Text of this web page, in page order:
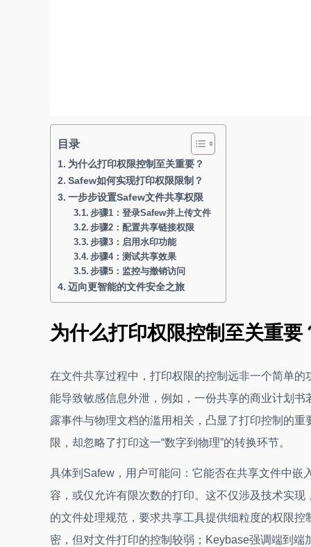
目录
为什么打印权限控制至关重要？
Safew如何实现打印权限限制？
一步步设置Safew文件共享权限
步骤1：登录Safew并上传文件
步骤2：配置共享链接权限
步骤3：启用水印功能
步骤4：测试共享效果
步骤5：监控与撤销访问
迈向更智能的文件安全之旅
为什么打印权限控制至关重要
在文件共享过程中，打印权限的控制远非一个简单
能导致敏感信息外泄，例如，一份共享的商业计划
露事件与物理文档的滥用相关，凸显了打印控制的
限，却忽略了打印这一“数字到物理”的转换环节。
具体到Safew，用户可能问：它能否在共享文件中
容，或仅允许有限次数的打印。这不仅涉及技术实
的文件处理规范，要求共享工具提供细粒度的权限
密，但对文件打印的控制较弱；Keybase强调端到